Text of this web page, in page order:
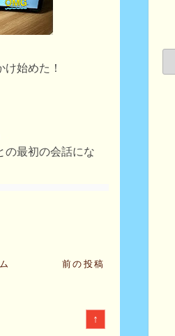
始めた！
の最初の会話にな
前の投稿
↑